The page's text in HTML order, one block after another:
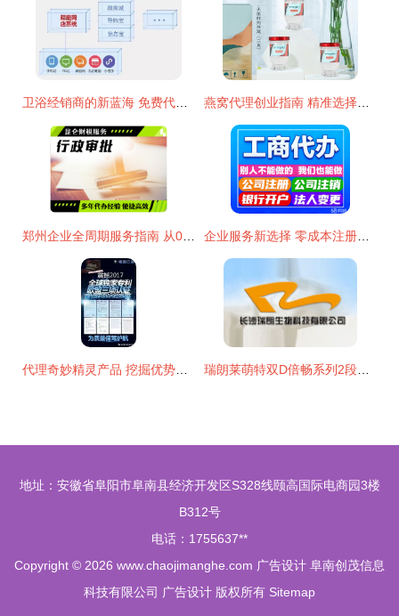
地址：安徽省阜阳市阜南县经济开发区S328线颐高国际电商园3楼
B312号
电话：1755637**
Copyright © 2026 www.chaojimanghe.com 广告设计 阜南创茂信息
科技有限公司 广告设计 版权所有 Sitemap